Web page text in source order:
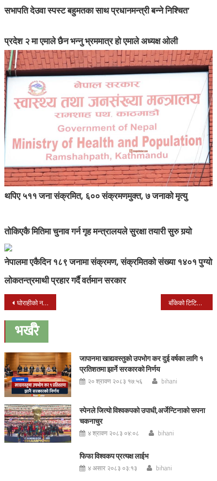
सभापति देउवा स्पस्ट बहुमतका साथ प्रधानमन्त्री बन्ने निश्चित’
प्रदेश २ मा एमाले छैन भन्नु भ्रममात्र हो एमाले अध्यक्ष ओली
थपिए ५११ जना संक्रमित, ६०० संक्रमणमुक्त, ७ जनाको मृत्यु
तोकिएकै मितिमा चुनाव गर्न गृह मन्त्रालयले सुरक्षा तयारी सुरु गर्‍यो
नेपालमा एकैदिन १८९ जनामा संक्रमण, संक्रमितको संख्या १४०१ पुग्यो
लोकतन्त्रमाथी प्रहार गर्दै वर्तमान सरकार
Post
navigation
घोराहीको नवलपुरमा महोत्सब शुरु:नेपालकी होची महिला छिनालद्धारा महोत्सवको उद्घाटन बाँकेको टिटिहिरीयालाई पर्सि बालमैत्री गाविस घोषणा गरिने : ३९ वटै सूचाङ्क पूरा
भर्खरै
जापानमा खाद्यवस्तुको उपभोग कर दुई वर्षका लागि १
प्रतिशतमा झार्ने सरकारको निर्णय
२० श्रावण २०८३ १७:५६ bihani
स्पेनले जित्यो विश्वकपको उपाधी,अर्जेन्टिनाको सपना
चकनाचुर
४ श्रावण २०८३ ०४:०८ bihani
फिफा विश्वकप प्रत्यक्ष लाईभ
४ असार २०८३ ०३:१३ bihani